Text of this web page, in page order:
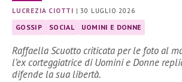
LUCREZIA CIOTTI |30 LUGLIO 2026
GOSSIP SOCIAL UOMINI E DONNE
Raffaella Scuotto criticata per le foto al
l’ex corteggiatrice di Uomini e Donne
difende la sua libertà.